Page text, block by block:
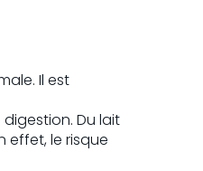
Il est
Du lait
effet, le risque